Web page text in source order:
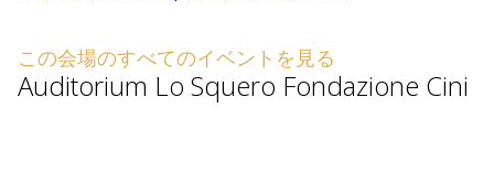
この会場のすべてのイベントを見る
Auditorium Lo Squero Fondazione Cini